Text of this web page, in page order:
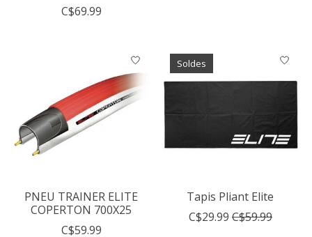
C$69.99
PNEU TRAINER ELITE
COPERTON 700X25
C$59.99
Soldes
Tapis Pliant Elite
C$29.99 C$59.99